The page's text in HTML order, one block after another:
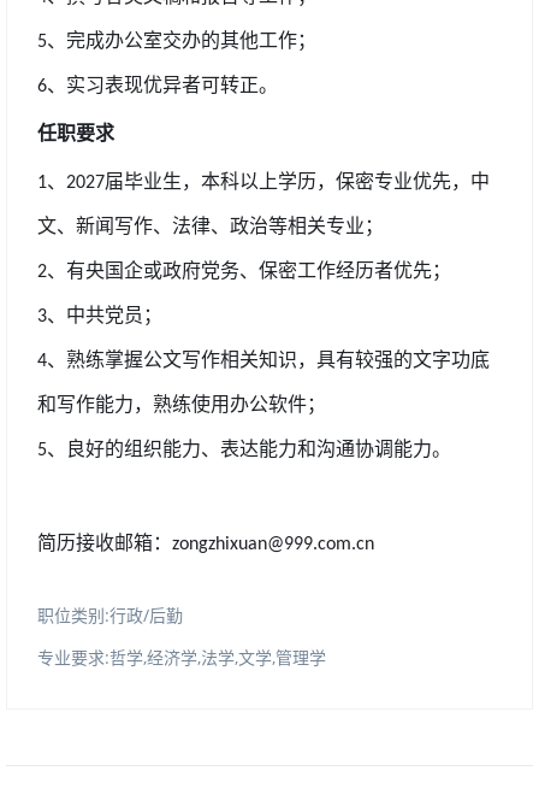
5、完成办公室交办的其他工作；
6、实习表现优异者可转正。
任职要求
1、 2027届毕业生，本科以上学历，保密专业优先，中
文、新闻写作、法律、政治等相关专业；
2、有央国企或政府党务、保密工作经历者优先；
3、中共党员；
4、熟练掌握公文写作相关知识，具有较强的文字功底
和写作能力，熟练使用办公软件；
5、良好的组织能力、表达能力和沟通协调能力。
简历接收邮箱： zongzhixuan@999.com.cn
职位类别:行政/后勤
专业要求:哲学,经济学,法学,文学,管理学